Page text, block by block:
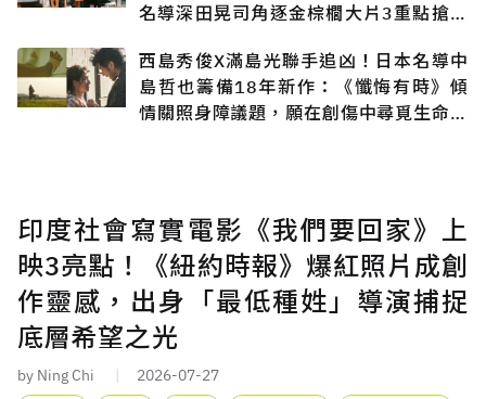
名導深田晃司角逐金棕櫚大片3重點搶先
西島秀俊X滿島光聯手追凶！日本名導中
島哲也籌備18年新作：《懺悔有時》傾
情關照身障議題，願在創傷中尋覓生命出
印度社會寫實電影《我們要回家》上
映3亮點！《紐約時報》爆紅照片成創
作靈感，出身「最低種姓」導演捕捉
底層希望之光
by Ning Chi 2026-07-27